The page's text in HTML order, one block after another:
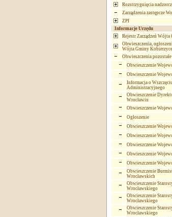
Rozstrzygnięcia
Zarządzenia zastępcze
ZPI
Informacje Urzędu
Rejestr Zarządzeń
Obwieszczenia,
Wójta Gminy Kobierzyce
Obwieszczenia pozostałe
Obwieszczenie
Obwieszczenie
Informacja o
Administracyjnego
Obwieszczenie
Wrocławiu
Obwieszczenie
Ogłoszenie
Obwieszczenie
Obwieszczenie
Obwieszczenie
Obwieszczenie
Obwieszczenie
Obwieszczenie
Wrocławskich
Obwieszczenie
Wrocławskiego
Obwieszczenie
Wrocławskiego
Obwieszczenie
Wrocławskiego